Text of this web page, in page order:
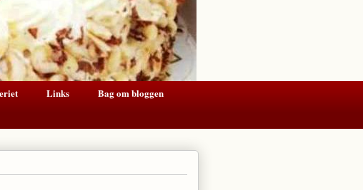
Links
Bag om bloggen